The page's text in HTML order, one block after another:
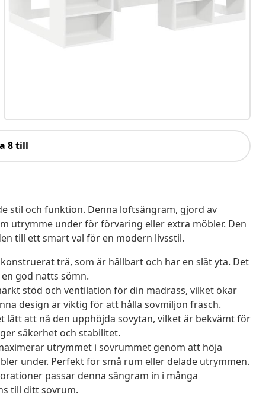
8 till
stil och funktion. Denna loftsängram, gjord av
utrymme under för förvaring eller extra möbler. Den
till ett smart val för en modern livsstil.
trä, som är hållbart och har en slät yta. Det
god natts sömn.
stöd och ventilation för din madrass, vilket ökar
design är viktig för att hålla sovmiljön fräsch.
lätt att nå den upphöjda sovytan, vilket är bekvämt för
säkerhet och stabilitet.
utrymmet i sovrummet genom att höja
under. Perfekt för små rum eller delade utrymmen.
passar denna sängram in i många
till ditt sovrum.